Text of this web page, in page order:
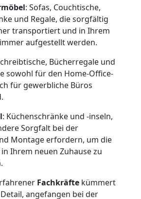
: Sofas, Couchtische,
und Regale, die sorgfältig
transportiert und in Ihrem
aufgestellt werden.
Bücherregale und
sowohl für den Home-Office-
für gewerbliche Büros
: Küchenschränke und -inseln,
Sorgfalt bei der
Montage erfordern, um die
Ihrem neuen Zuhause zu
Fachkräfte kümmert
angefangen bei der